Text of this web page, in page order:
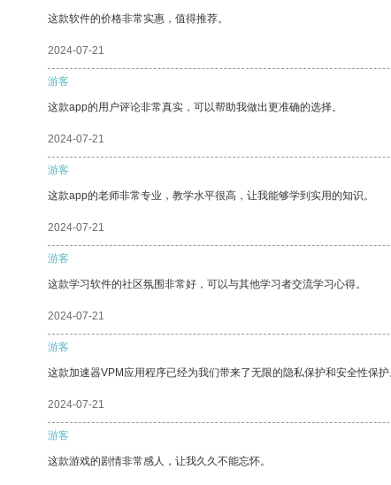
这款软件的价格非常实惠，值得推荐。
2024-07-21
游客
这款app的用户评论非常真实，可以帮助我做出更准确的选择。
2024-07-21
游客
这款app的老师非常专业，教学水平很高，让我能够学到实用的知识。
2024-07-21
游客
这款学习软件的社区氛围非常好，可以与其他学习者交流学习心得。
2024-07-21
游客
这款加速器VPM应用程序已经为我们带来了无限的隐私保护和安全性保护
2024-07-21
游客
这款游戏的剧情非常感人，让我久久不能忘怀。